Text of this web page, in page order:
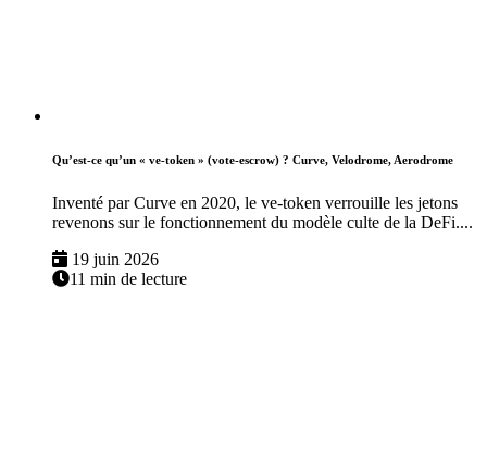
Qu’est-ce qu’un « ve-token » (vote-escrow) ? Curve, Velodrome, Aerodrome
Inventé par Curve en 2020, le ve-token verrouille les jetons
revenons sur le fonctionnement du modèle culte de la DeFi....
19 juin 2026
11 min de lecture